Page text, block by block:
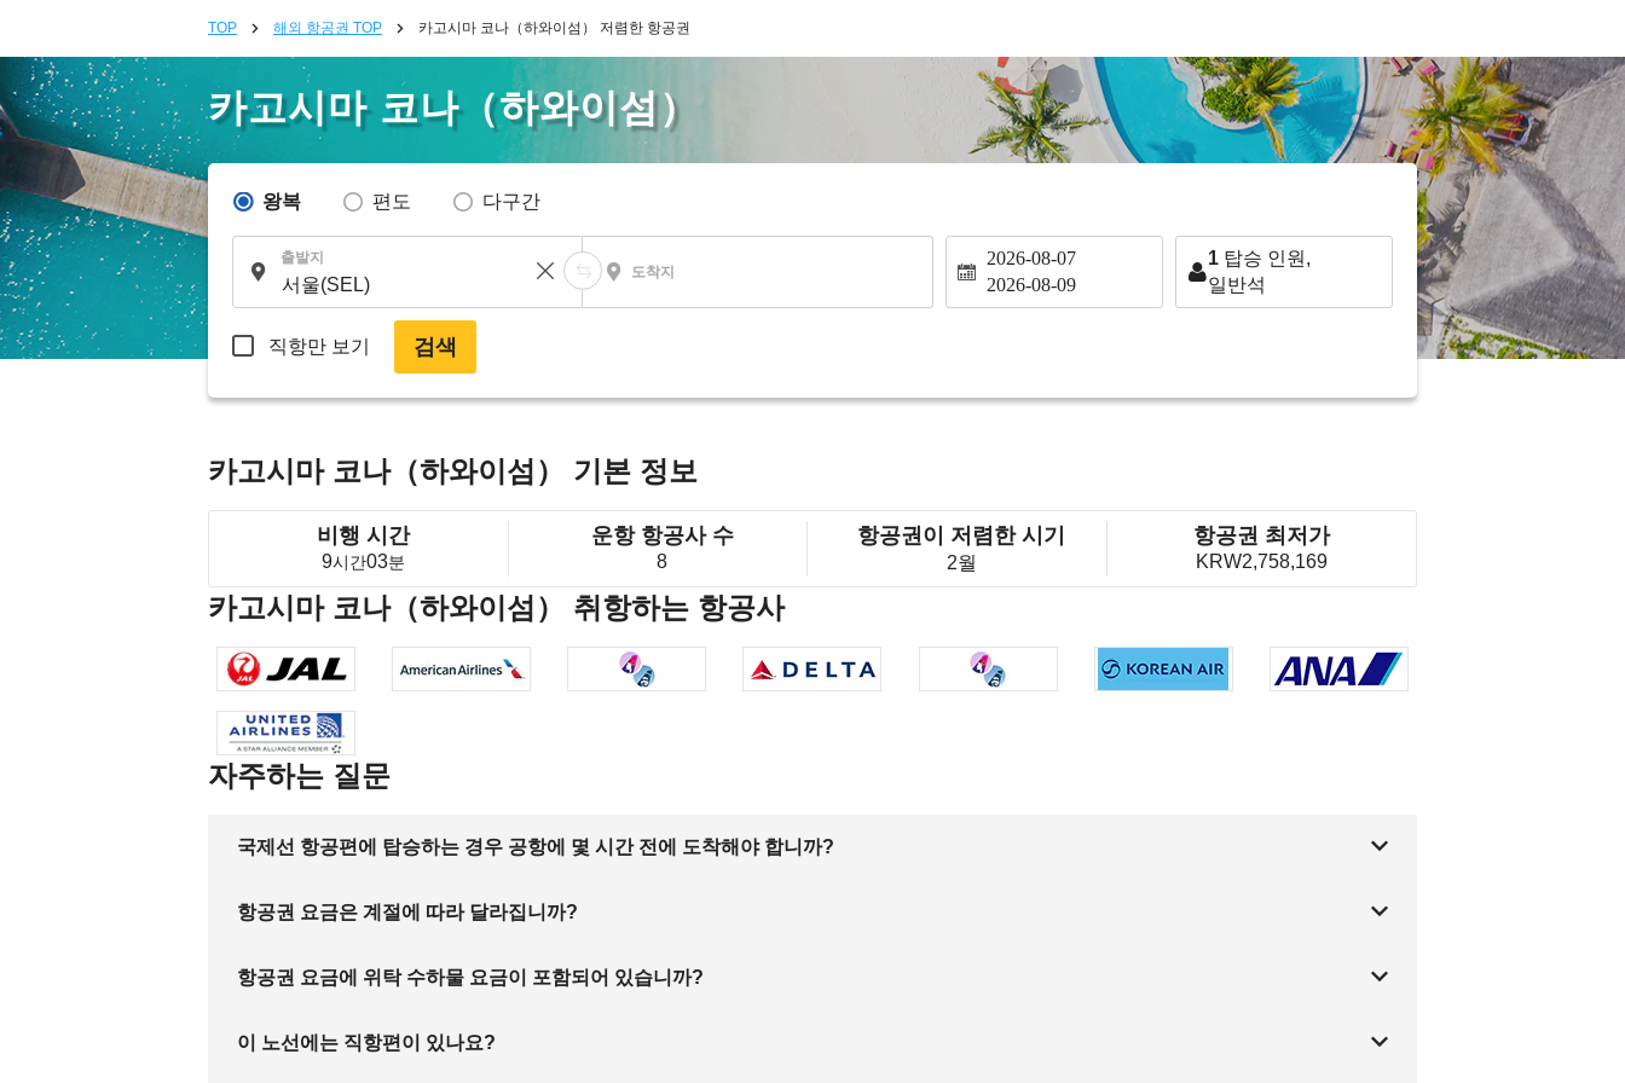
TOP 해외 항공권 TOP 카고시마 코나（하와이섬） 저렴한 항공권
카고시마 코나（하와이섬）
왕복 편도 다구간
출발지
도착지
2026-08-07
2026-08-09
1 탑승 인원,
일반석
직항만 보기 검색
카고시마 코나（하와이섬） 기본 정보
비행 시간
9시간03분
운항 항공사 수
8
항공권이 저렴한 시기
2월
항공권 최저가
KRW2,758,169
카고시마 코나（하와이섬） 취항하는 항공사
자주하는 질문
국제선 항공편에 탑승하는 경우 공항에 몇 시간 전에 도착해야 합니까?
항공권 요금은 계절에 따라 달라집니까?
항공권 요금에 위탁 수하물 요금이 포함되어 있습니까?
이 노선에는 직항편이 있나요?